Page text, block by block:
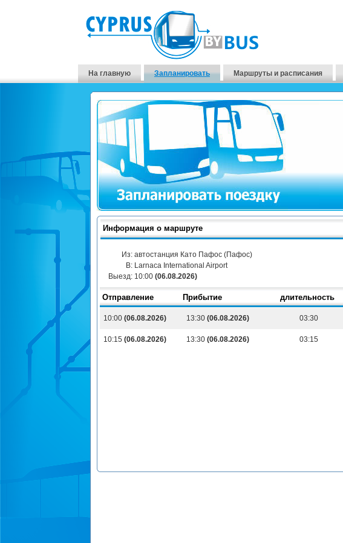
На главную Запланировать Маршруты и расписания
Информация о маршруте
Из: автостанция Като Пафос (Пафос)
В: Larnaca International Airport
Выезд: 10:00 (06.08.2026)
Отправление Прибытие длительность
10:00 (06.08.2026) 13:30 (06.08.2026) 03:30
10:15 (06.08.2026) 13:30 (06.08.2026) 03:15